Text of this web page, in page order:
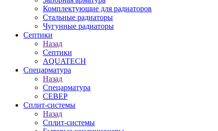
Комплектующие для радиаторов
Стальные радиаторы
Чугунные радиаторы
Септики
Назад
Септики
AQUATECH
Спецарматура
Назад
Спецарматура
СЕВЕР
Сплит-системы
Назад
Сплит-системы